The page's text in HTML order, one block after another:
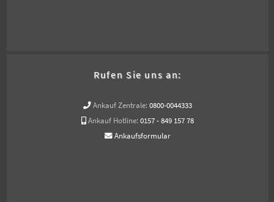
Rufen Sie uns an:
Ankauf Zentrale: 0800-0044333
Ankauf Hotline: 0157 - 849 157 78
Ankaufsformular